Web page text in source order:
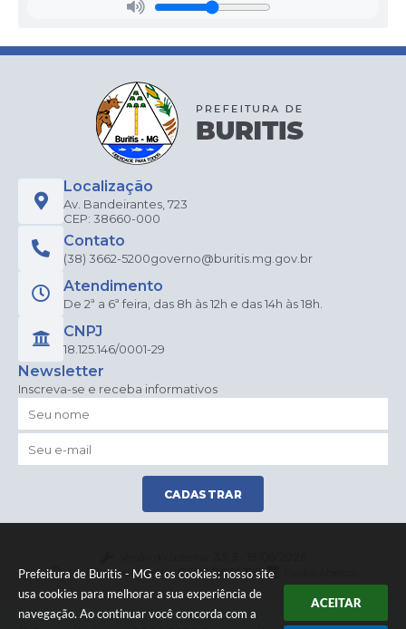
Prefeitura de Buritis - MG e os cookies: nosso site
usa cookies para melhorar a sua experiência de
navegação. Ao continuar você concorda com a
ACEITAR
Localização
Av. Bandeirantes, 723
CEP: 38660-000
Contato
(38) 3662-5200governo@buritis.mg.gov.br
Atendimento
De 2ª a 6ª feira, das 8h às 12h e das 14h às 18h.
CNPJ
18.125.146/0001-29
Newsletter
Inscreva-se e receba informativos
CADASTRAR
Portal atualizado em: 06/08/2026 15:55